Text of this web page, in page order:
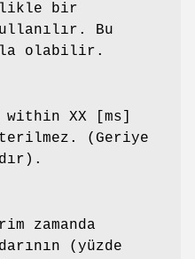
bir
Bu
olabilir.
within XX [ms]
(Geriye
zamanda
(yüzde